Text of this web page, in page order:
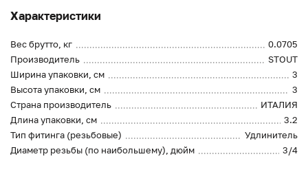
Характеристики
Вес брутто, кг
0.0705
Производитель
STOUT
Ширина упаковки, см
3
Высота упаковки, см
3
Страна производитель
ИТАЛИЯ
Длина упаковки, см
3.2
Тип фитинга (резьбовые)
Удлинитель
Диаметр резьбы (по наибольшему), дюйм
3/4